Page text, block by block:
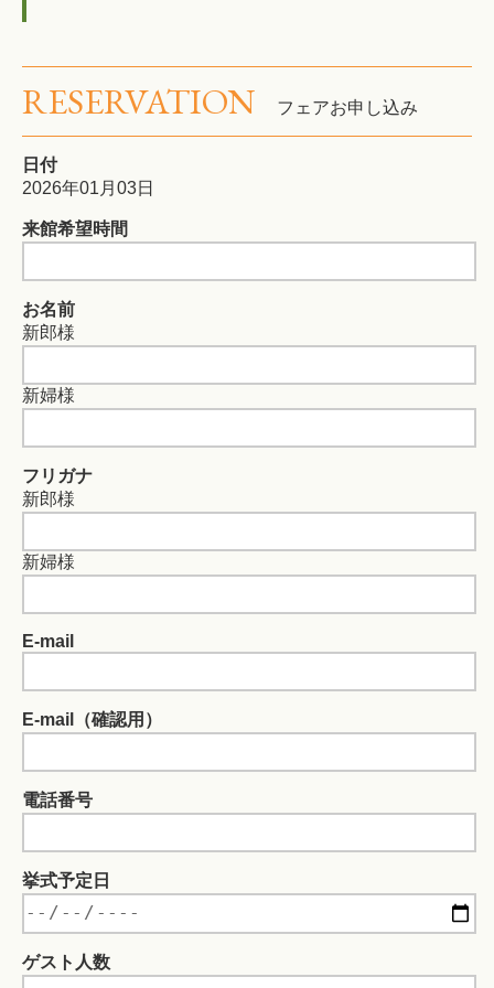
RESERVATION フェアお申し込み
日付
2026年01月03日
来館希望時間
お名前
新郎様
新婦様
フリガナ
新郎様
新婦様
E-mail
E-mail（確認用）
電話番号
挙式予定日
ゲスト人数